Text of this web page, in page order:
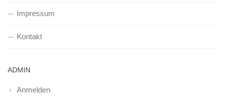
Impressum
Kontakt
ADMIN
Anmelden